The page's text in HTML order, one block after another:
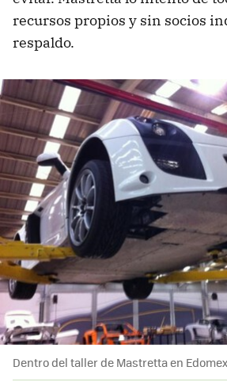
recursos propios y sin socios
respaldo.
Dentro del taller de Mastretta en Edomex.